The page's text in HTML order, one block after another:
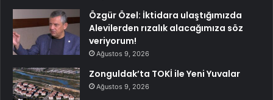
Özgür Özel: İktidara ulaştığımızda
Alevilerden rızalık alacağımıza söz
veriyorum!
Ağustos 9, 2026
Zonguldak’ta TOKİ ile Yeni Yuvalar
Ağustos 9, 2026